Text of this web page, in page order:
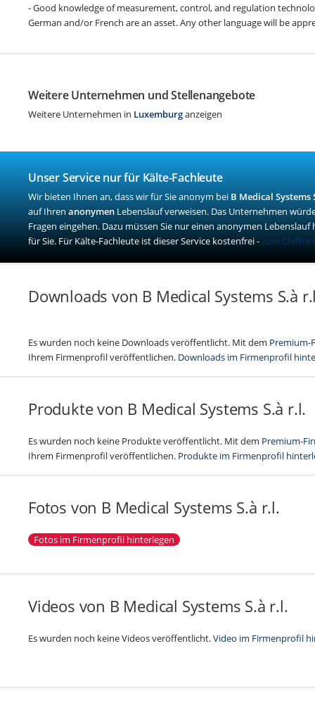
- Good knowledge of measurement, control, and regulation
German and/or French are an asset. Any other language will be
Weitere Unternehmen und Stellenangebote
Weitere Unternehmen in Luxemburganzeigen
Unser Service nur für Kälte-Fachleute
Wir bieten Ihnen an, dass wir für Sie anonym bei B Medical Systems
auf Ihren anonymen Lebenslauf verweisen. Das Unternehmen
Fragen eingehen. Dazu müssen Sie nur einen anonymen
für Sie. Für Kälte-Fachleute ist dieser Service kostenfrei -zum
Downloads von B Medical Systems S.à
Es wurden noch keine Downloads veröffentlicht. Mit dem Premium-
Ihrem Firmenprofil veröffentlichen. Downloads im Firmenprofil
Produkte von B Medical Systems S.à r.l.
Es wurden noch keine Produkte veröffentlicht. Mit dem Premium-
Ihrem Firmenprofil veröffentlichen. Produkte im Firmenprofil
Fotos von B Medical Systems S.à r.l.
Fotos im Firmenprofil hinterlegen
Videos von B Medical Systems S.à r.l.
Es wurden noch keine Videos veröffentlicht.Video im Firmenprofil